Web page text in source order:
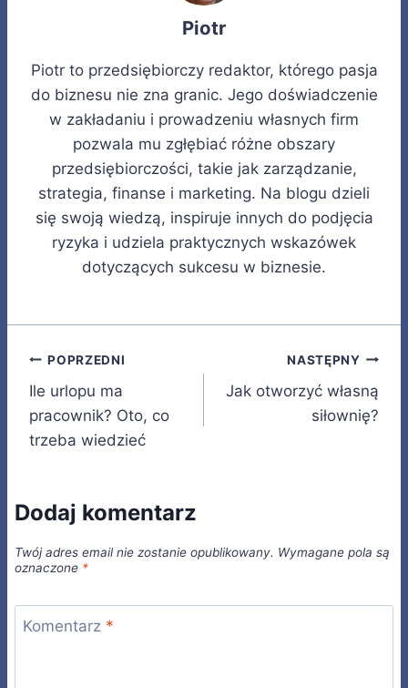
Piotr
Piotr to przedsiębiorczy redaktor, którego pasja
do biznesu nie zna granic. Jego doświadczenie
w zakładaniu i prowadzeniu własnych firm
pozwala mu zgłębiać różne obszary
przedsiębiorczości, takie jak zarządzanie,
strategia, finanse i marketing. Na blogu dzieli
się swoją wiedzą, inspiruje innych do podjęcia
ryzyka i udziela praktycznych wskazówek
dotyczących sukcesu w biznesie.
Nawigacja
wpisu
POPRZEDNI
Ile urlopu ma
pracownik? Oto, co
trzeba wiedzieć
NASTĘPNY
Jak otworzyć własną
siłownię?
Dodaj komentarz
Twój adres email nie zostanie opublikowany. Wymagane pola są
oznaczone *
Komentarz *